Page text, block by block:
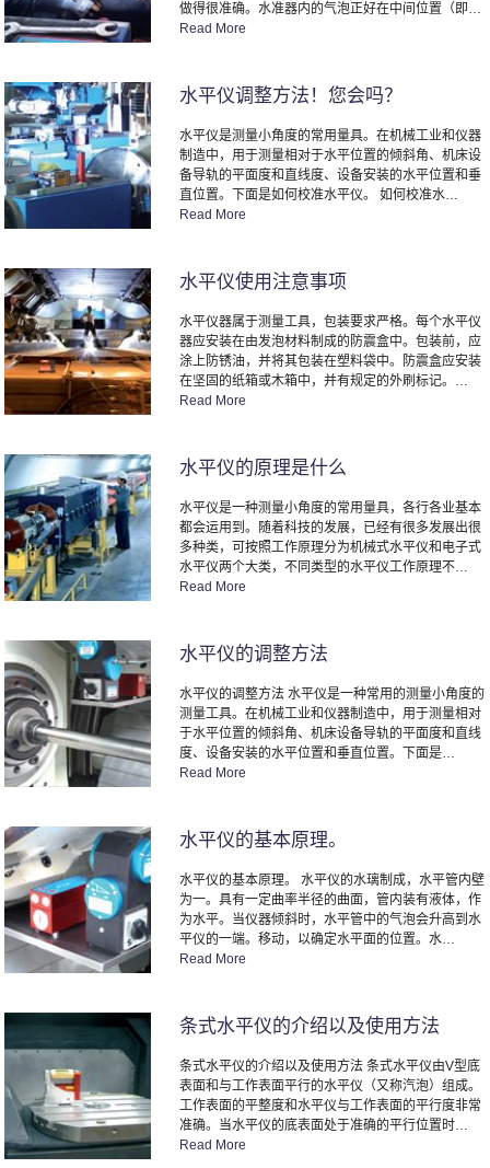
做得很准确。水准器内的气泡正好在中间位置（即…
Read More
水平仪调整方法！您会吗？
水平仪是测量小角度的常用量具。在机械工业和仪器
制造中，用于测量相对于水平位置的倾斜角、机床设
备导轨的平面度和直线度、设备安装的水平位置和垂
直位置。下面是如何校准水平仪。 如何校准水…
Read More
水平仪使用注意事项
水平仪器属于测量工具，包装要求严格。每个水平仪
器应安装在由发泡材料制成的防震盒中。包装前，应
涂上防锈油，并将其包装在塑料袋中。防震盒应安装
在坚固的纸箱或木箱中，并有规定的外刷标记。…
Read More
水平仪的原理是什么
水平仪是一种测量小角度的常用量具，各行各业基本
都会运用到。随着科技的发展，已经有很多发展出很
多种类，可按照工作原理分为机械式水平仪和电子式
水平仪两个大类，不同类型的水平仪工作原理不…
Read More
水平仪的调整方法
水平仪的调整方法 水平仪是一种常用的测量小角度的
测量工具。在机械工业和仪器制造中，用于测量相对
于水平位置的倾斜角、机床设备导轨的平面度和直线
度、设备安装的水平位置和垂直位置。下面是…
Read More
水平仪的基本原理。
水平仪的基本原理。 水平仪的水璃制成，水平管内壁
为一。具有一定曲率半径的曲面，管内装有液体，作
为水平。当仪器倾斜时，水平管中的气泡会升高到水
平仪的一端。移动，以确定水平面的位置。水…
Read More
条式水平仪的介绍以及使用方法
条式水平仪的介绍以及使用方法 条式水平仪由V型底
表面和与工作表面平行的水平仪（又称汽泡）组成。
工作表面的平整度和水平仪与工作表面的平行度非常
准确。当水平仪的底表面处于准确的平行位置时…
Read More